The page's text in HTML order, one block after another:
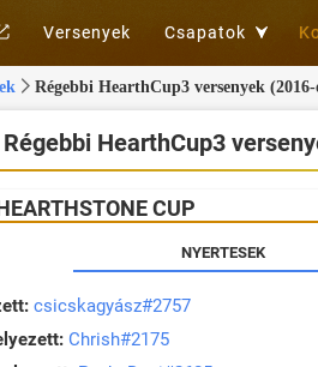
Versenyek Csapatok
Régebbi HearthCup3 versenyek (2016-
Régebbi HearthCup3
CUP
NYERTESEK
csicskagyász#2757
Chrish#2175